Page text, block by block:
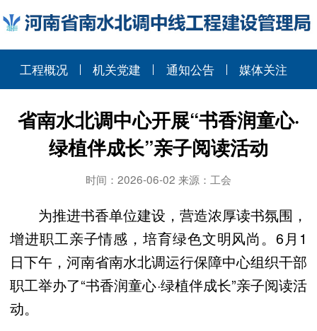
工程概况 机关党建 通知公告 媒体关注
省南水北调中心开展“书香润童心·
绿植伴成长”亲子阅读活动
时间：2026-06-02 来源：工会
为推进书香单位建设，营造浓厚读书氛围，
增进职工亲子情感，培育绿色文明风尚。6月1
日下午，河南省南水北调运行保障中心组织干部
职工举办了“书香润童心·绿植伴成长”亲子阅读活
动。